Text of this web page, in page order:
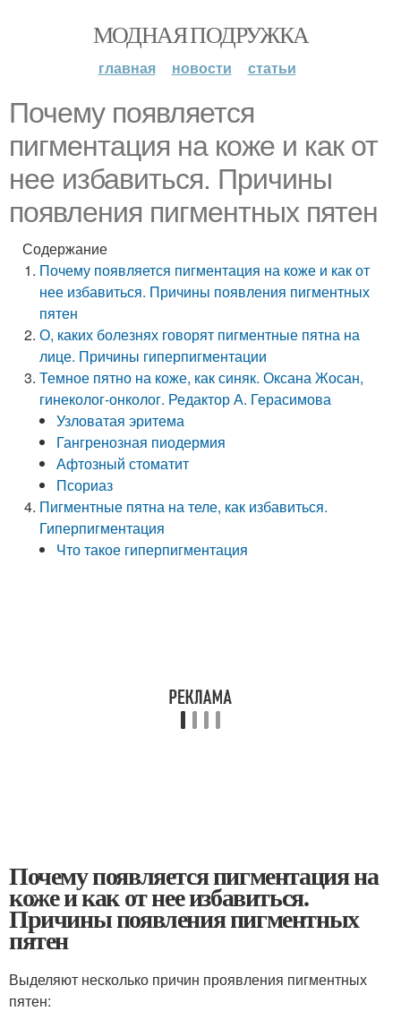
МОДНАЯ ПОДРУЖКА
главная новости статьи
Почему появляется
пигментация на коже и как от
нее избавиться. Причины
появления пигментных пятен
Содержание
Почему появляется пигментация на коже и как от
нее избавиться. Причины появления пигментных
пятен
О, каких болезнях говорят пигментные пятна на
лице. Причины гиперпигментации
Темное пятно на коже, как синяк. Оксана Жосан,
гинеколог-онколог. Редактор А. Герасимова
Узловатая эритема
Гангренозная пиодермия
Афтозный стоматит
Псориаз
Пигментные пятна на теле, как избавиться.
Гиперпигментация
Что такое гиперпигментация
Почему появляется пигментация на
коже и как от нее избавиться.
Причины появления пигментных
пятен
Выделяют несколько причин проявления пигментных
пятен: